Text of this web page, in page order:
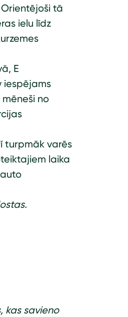
tā
ielu līdz
E
iespējams
no
turpmāk varēs
laika
kas savieno